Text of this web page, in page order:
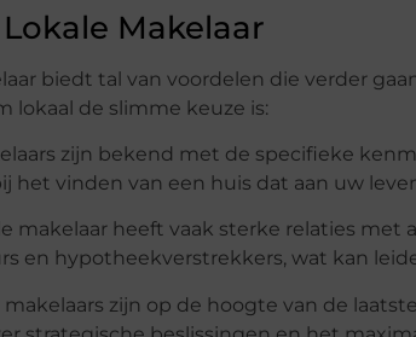
Makelaar
biedt tal van voordelen die verder
lokaal de slimme keuze is:
zijn bekend met de specifieke
het vinden van een huis dat aan uw
makelaar heeft vaak sterke relaties met
en hypotheekverstrekkers, wat kan
makelaars zijn op de hoogte van de